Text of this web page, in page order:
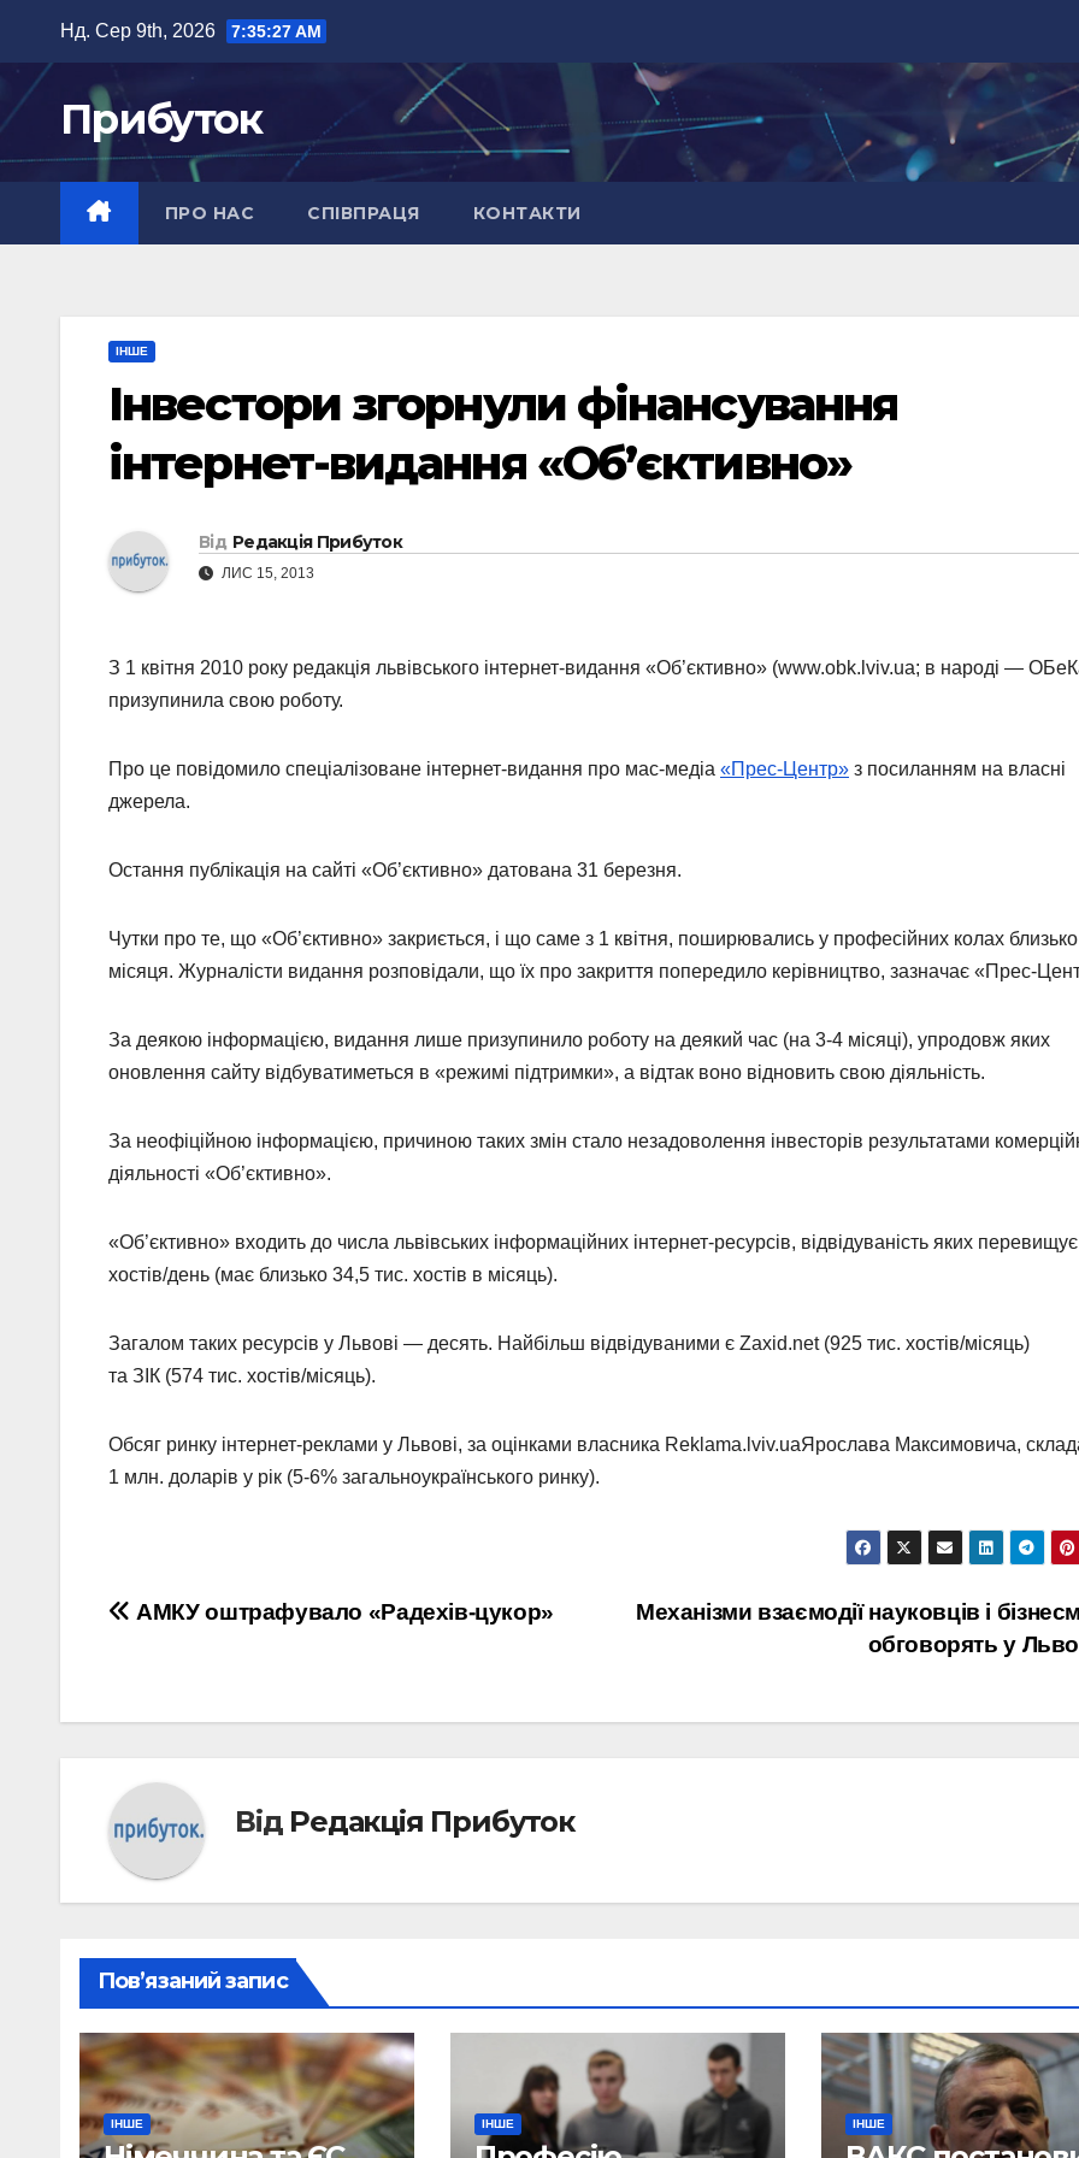
вмісту
Нд. Сер 9th, 2026 7:35:28 AM
Прибуток
ПРО НАС СПІВПРАЦЯ КОНТАКТИ
ІНШЕ
Інвестори згорнули фінансування
інтернет-видання «Об’єктивно»
Від Редакція Прибуток
ЛИС 15, 2013
З 1 квітня 2010 року редакція львівського інтернет-видання «Об’єктивно» (www.obk.lviv.ua; в народі —
призупинила свою роботу.
Про це повідомило спеціалізоване інтернет-видання про мас-медіа «Прес-Центр» з посиланням на власні
джерела.
Остання публікація на сайті «Об’єктивно» датована 31 березня.
Чутки про те, що «Об’єктивно» закриється, і що саме з 1 квітня, поширювались у професійних колах близько
місяця. Журналісти видання розповідали, що їх про закриття попередило керівництво, зазначає «Прес-
За деякою інформацією, видання лише призупинило роботу на деякий час (на 3-4 місяці), упродовж яких
оновлення сайту відбуватиметься в «режимі підтримки», а відтак воно відновить свою діяльність.
За неофіційною інформацією, причиною таких змін стало незадоволення інвесторів результатами
діяльності «Об’єктивно».
«Об’єктивно» входить до числа львівських інформаційних інтернет-ресурсів, відвідуваність яких
хостів/день (має близько 34,5 тис. хостів в місяць).
Загалом таких ресурсів у Львові — десять. Найбільш відвідуваними є Zaxid.net (925 тис. хостів/місяць)
та ЗІК (574 тис. хостів/місяць).
Обсяг ринку інтернет-реклами у Львові, за оцінками власника Reklama.lviv.uaЯрослава Максимовича,
1 млн. доларів у рік (5-6% загальноукраїнського ринку).
Навігація
Механізми взаємодії науковців і
обговорять у
АМКУ оштрафувало «Радехів-цукор»
Від Редакція Прибуток
Пов’язаний запис
ІНШЕ ІНШЕ ІНШЕ